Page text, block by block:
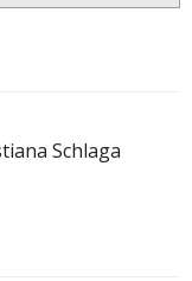
Schlaga